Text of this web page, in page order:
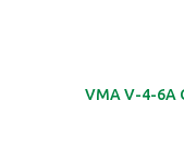
VMA V-4-6А